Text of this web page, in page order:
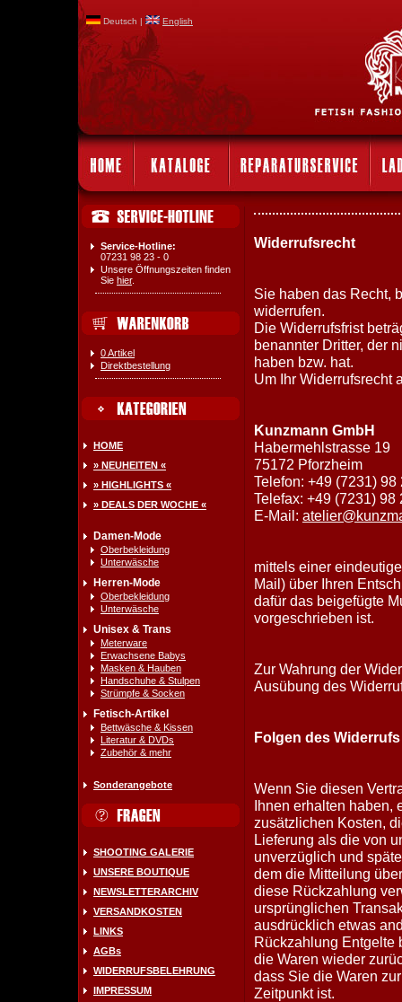
Deutsch | English
Service-Hotline:
07231 98 23 - 0
Unsere Öffnungszeiten finden
Sie hier.
0 Artikel
Direktbestellung
HOME
» NEUHEITEN «
» HIGHLIGHTS «
» DEALS DER WOCHE «
Damen-Mode
Oberbekleidung
Unterwäsche
Herren-Mode
Oberbekleidung
Unterwäsche
Unisex & Trans
Meterware
Erwachsene Babys
Masken & Hauben
Handschuhe & Stulpen
Strümpfe & Socken
Fetisch-Artikel
Bettwäsche & Kissen
Literatur & DVDs
Zubehör & mehr
Sonderangebote
SHOOTING GALERIE
UNSERE BOUTIQUE
NEWSLETTERARCHIV
VERSANDKOSTEN
LINKS
AGBs
WIDERRUFSBELEHRUNG
IMPRESSUM
Widerrufsrecht
Sie haben das Recht,
widerrufen.
Die Widerrufsfrist
benannter Dritter, der
haben bzw. hat.
Um Ihr Widerrufsrecht
Kunzmann GmbH
Habermehlstrasse 19
75172 Pforzheim
Telefon: +49 (7231) 98
Telefax: +49 (7231) 98
E-Mail:
mittels einer
Mail) über Ihren
dafür das beigefügte
vorgeschrieben ist.
Zur Wahrung der
Ausübung des
Folgen des Widerrufs
Wenn Sie diesen
Ihnen erhalten haben,
zusätzlichen Kosten,
Lieferung als die von
unverzüglich und
dem die Mitteilung
diese Rückzahlung
ursprünglichen
ausdrücklich etwas
Rückzahlung Entgelte
die Waren wieder
dass Sie die Waren
Zeitpunkt ist.